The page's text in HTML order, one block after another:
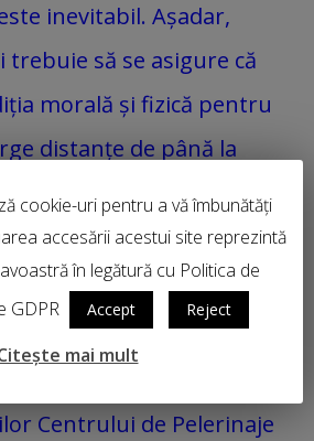
inevitabil. Așadar,
trebuie să se asigure că
morală și fizică pentru
distanțe de până la
oră de mers pe jos;
au diverse afecțiuni ale
sunt datori să le
la înscriere, pentru a
Centrului de Pelerinaje
cookie-uri pentru a vă îmbunătăți
accesării acestui site reprezintă
în legătură cu Politica de
GDPR
Accept Reject
mai mult